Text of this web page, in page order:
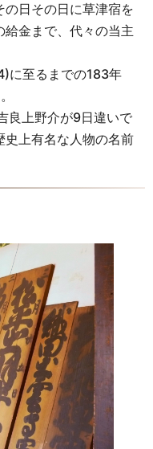
日その日に草津宿を
金まで、代々の当主
に至るまでの183年
良上野介が9日違いで
史上有名な人物の名前